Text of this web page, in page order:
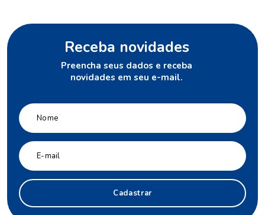
Receba novidades
Preencha seus dados e receba
novidades em seu e-mail.
Cadastrar